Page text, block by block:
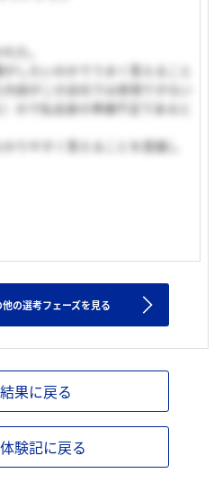
た。
したいのかでうまく答えること
容がこの会社では実現できない
ので私自身の準備不足であると
りやすく答えることを意識し
の選考フェーズを見る
果に戻る
験記に戻る